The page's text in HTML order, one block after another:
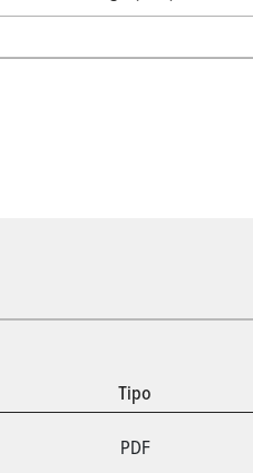
Tipo
PDF